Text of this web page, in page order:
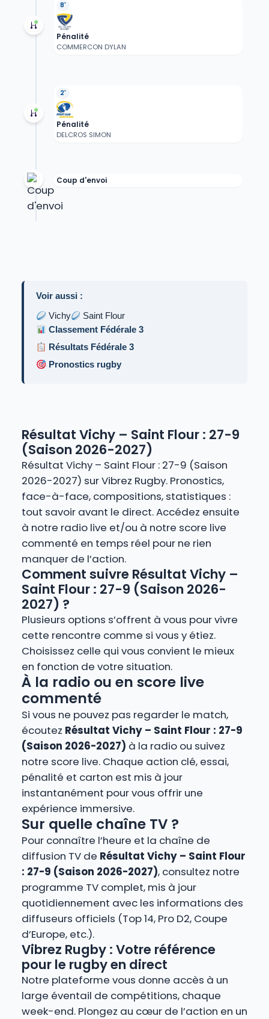
8'
Pénalité
COMMERCON DYLAN
2'
Pénalité
DELCROS SIMON
Coup d'envoi
Voir aussi :
Vichy
Saint Flour
Classement Fédérale 3
Résultats Fédérale 3
Pronostics rugby
Résultat Vichy – Saint Flour : 27-9
(Saison 2026-2027)
Résultat Vichy – Saint Flour : 27-9 (Saison
2026-2027) sur Vibrez Rugby. Pronostics,
face-à-face, compositions, statistiques :
tout savoir avant le direct. Accédez ensuite
à notre radio live et/ou à notre score live
commenté en temps réel pour ne rien
manquer de l’action.
Comment suivre Résultat Vichy –
Saint Flour : 27-9 (Saison 2026-
2027) ?
Plusieurs options s’offrent à vous pour vivre
cette rencontre comme si vous y étiez.
Choisissez celle qui vous convient le mieux
en fonction de votre situation.
À la radio ou en score live
commenté
Si vous ne pouvez pas regarder le match,
écoutez Résultat Vichy – Saint Flour : 27-9
(Saison 2026-2027) à la radio ou suivez
notre score live. Chaque action clé, essai,
pénalité et carton est mis à jour
instantanément pour vous offrir une
expérience immersive.
Sur quelle chaîne TV ?
Pour connaître l’heure et la chaîne de
diffusion TV de Résultat Vichy – Saint Flour
: 27-9 (Saison 2026-2027), consultez notre
programme TV complet, mis à jour
quotidiennement avec les informations des
diffuseurs officiels (Top 14, Pro D2, Coupe
d’Europe, etc.).
Vibrez Rugby : Votre référence
pour le rugby en direct
Notre plateforme vous donne accès à un
large éventail de compétitions, chaque
week-end. Plongez au cœur de l’action en un